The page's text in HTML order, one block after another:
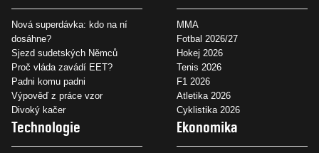
Nová superdávka: kdo na ní
dosáhne?
Sjezd sudetských Němců
Proč vláda zavádí EET?
Padni komu padni
Výpověď z práce vzor
Divoký kačer
MMA
Fotbal 2026/27
Hokej 2026
Tenis 2026
F1 2026
Atletika 2026
Cyklistika 2026
Technologie Ekonomika